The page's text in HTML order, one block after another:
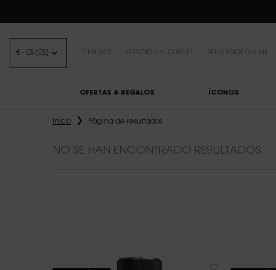
€ - ES (ES) TIENDAS ATENCIÓN AL CLIENTE PRIVILEGIOS ONLINE
OFERTAS & REGALOS ÍCONOS
Inicio
Página de resultados
NO SE HAN ENCONTRADO RESULTADOS